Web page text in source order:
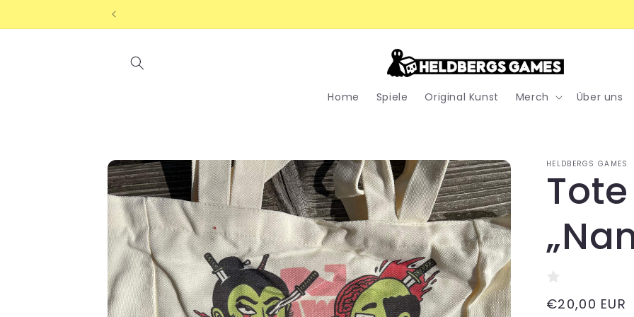
Inhalt
Home Spiele Original Kunst Merch Über uns
Zu
Produktinformationen
springen
HELDBERGS GAMES
Normaler
€20,00 EUR